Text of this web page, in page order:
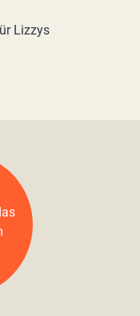
Lizzys